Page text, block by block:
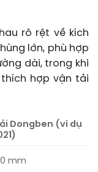
rõ rệt về kích
lớn, phù hợp
dài, trong khi
hợp vận tải
Dongben (ví dụ
mm